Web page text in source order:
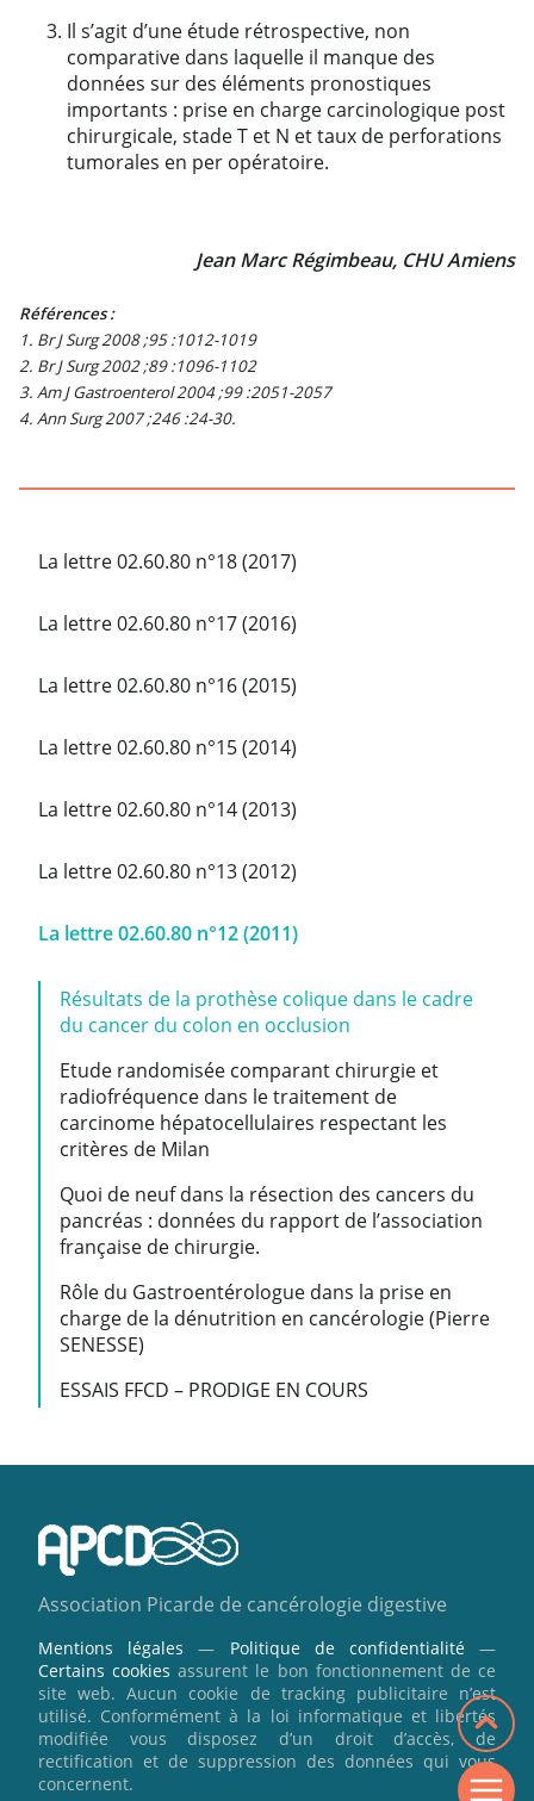
La lettre 02.60.80 n°18 (2017)
La lettre 02.60.80 n°17 (2016)
La lettre 02.60.80 n°16 (2015)
La lettre 02.60.80 n°15 (2014)
La lettre 02.60.80 n°14 (2013)
La lettre 02.60.80 n°13 (2012)
La lettre 02.60.80 n°12 (2011)
Résultats de la prothèse colique dans le cadre
du cancer du colon en occlusion
Etude randomisée comparant chirurgie et
radiofréquence dans le traitement de
carcinome hépatocellulaires respectant les
critères de Milan
Quoi de neuf dans la résection des cancers du
pancréas : données du rapport de l’association
française de chirurgie.
Rôle du Gastroentérologue dans la prise en
charge de la dénutrition en cancérologie (Pierre
SENESSE)
ESSAIS FFCD – PRODIGE EN COURS
Il s’agit d’une étude rétrospective, non
comparative dans laquelle il manque des
données sur des éléments pronostiques
importants : prise en charge carcinologique post
chirurgicale, stade T et N et taux de perforations
tumorales en per opératoire.
Jean Marc Régimbeau, CHU Amiens
Références :
1. Br J Surg 2008 ;95 :1012-1019
2. Br J Surg 2002 ;89 :1096-1102
3. Am J Gastroenterol 2004 ;99 :2051-2057
4. Ann Surg 2007 ;246 :24-30.
Association Picarde de cancérologie digestive
Mentions légales — Politique de confidentialité—
Certains cookies assurent le bon fonctionnement de ce
site web. Aucun cookie de tracking publicitaire n’est
utilisé. Conformément à la loi informatique et libertés
modifiée vous disposez d’un droit d’accès, de
rectification et de suppression des données qui vous
concernent.